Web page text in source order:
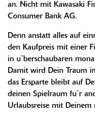
an. Nicht mit Kawasaki
Consumer Bank AG.
Denn anstatt alles auf
den Kaufpreis mit einer
in u¨berschaubaren
Damit wird Dein Traum
das Ersparte bleibt auf
deinen Spielraum fu¨r
Urlaubsreise mit Deinem